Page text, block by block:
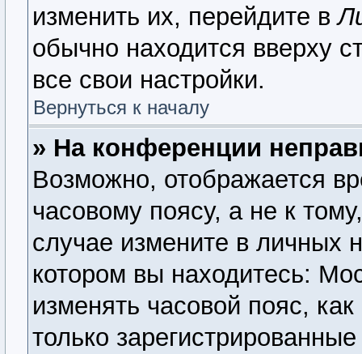
изменить их, перейдите в
обычно находится вверху
все свои настройки.
Вернуться к началу
» На конференции
Возможно, отображается
часовому поясу, а не к
случае измените в личных
котором вы находитесь:
изменять часовой пояс,
только